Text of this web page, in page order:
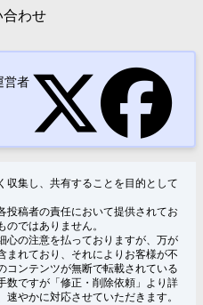
わせ
営者
収集し、共有することを目的として
投稿者の責任において提供されてお
ではありません。
心の注意を払っておりますが、万が
まれており、それによりお客様が不
コンテンツが無断で転載されている
数ですが「修正・削除依頼」より詳
やかに対応させていただきます。